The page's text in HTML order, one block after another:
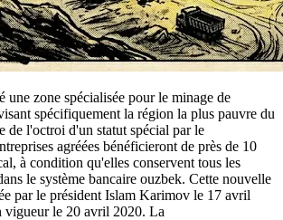
une zone spécialisée pour le minage de
spécifiquement la région la plus pauvre du
de l'octroi d'un statut spécial par le
agréées bénéficieront de près de 10
à condition qu'elles conservent tous les
le système bancaire ouzbek. Cette nouvelle
par le président Islam Karimov le 17 avril
vigueur le 20 avril 2020. La